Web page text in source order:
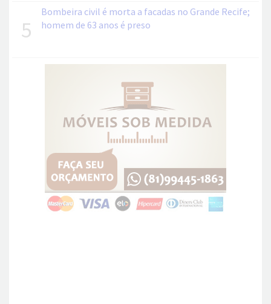
5
Bombeira civil é morta a facadas no Grande Recife;
homem de 63 anos é preso